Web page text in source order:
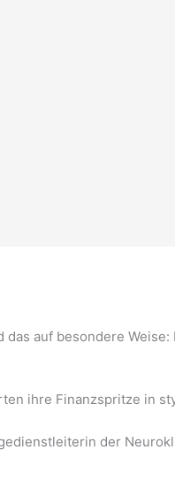
auf besondere Weise:
ihre Finanzspritze in
der